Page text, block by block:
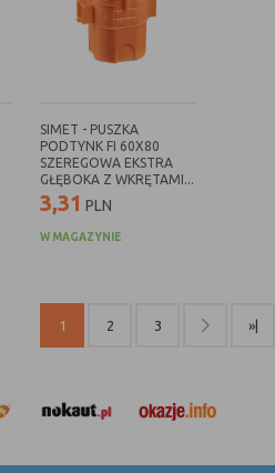
SIMET - PUSZKA
PODTYNK FI 60X80
SZEREGOWA EKSTRA
GŁĘBOKA Z WKRĘTAMI...
3,31 PLN
W MAGAZYNIE
1 2 3 »|